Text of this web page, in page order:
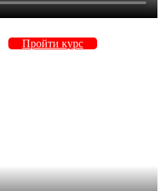
Пройти курс